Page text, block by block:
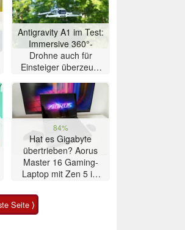
Antigravity A1 im Test:
Immersive 360°-
Drohne auch für
Einsteiger überzeugt
84%
Hat es Gigabyte
übertrieben? Aorus
Master 16 Gaming-
Laptop mit Zen 5 im
Seite ⟩